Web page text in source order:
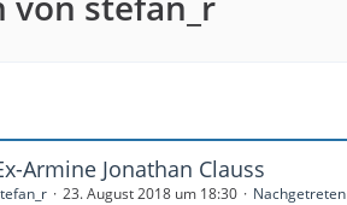
Armine Jonathan Clauss
23. August 2018 um 18:30 Nachgetreten